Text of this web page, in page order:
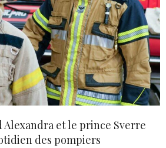
et le prince Sverre
des pompiers